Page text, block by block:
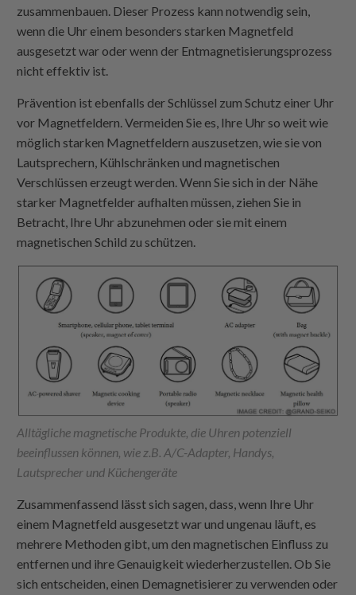
zusammenbauen. Dieser Prozess kann notwendig sein,
wenn die Uhr einem besonders starken Magnetfeld
ausgesetzt war oder wenn der Entmagnetisierungsprozess
nicht effektiv ist.
Prävention ist ebenfalls der Schlüssel zum Schutz einer Uhr
vor Magnetfeldern. Vermeiden Sie es, Ihre Uhr so weit wie
möglich starken Magnetfeldern auszusetzen, wie sie von
Lautsprechern, Kühlschränken und magnetischen
Verschlüssen erzeugt werden. Wenn Sie sich in der Nähe
starker Magnetfelder aufhalten müssen, ziehen Sie in
Betracht, Ihre Uhr abzunehmen oder sie mit einem
magnetischen Schild zu schützen.
Alltägliche magnetische Produkte, die Uhren potenziell
beeinflussen können, wie z.B. A/C-Adapter, Handys,
Lautsprecher und Küchengeräte
Zusammenfassend lässt sich sagen, dass, wenn Ihre Uhr
einem Magnetfeld ausgesetzt war und ungenau läuft, es
mehrere Methoden gibt, um den magnetischen Einfluss zu
entfernen und ihre Genauigkeit wiederherzustellen. Ob Sie
sich entscheiden, einen Demagnetisierer zu verwenden oder